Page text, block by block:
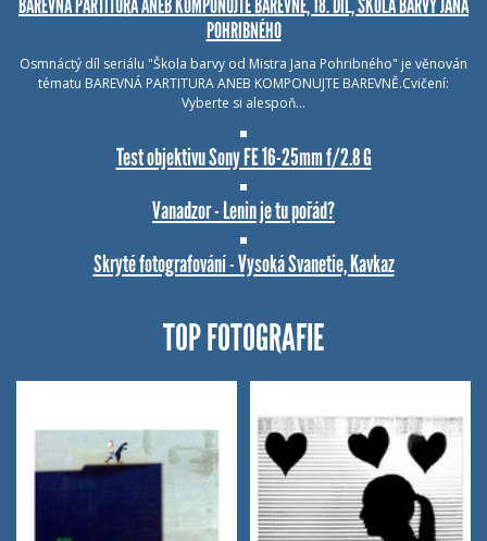
BAREVNÁ PARTITURA ANEB KOMPONUJTE BAREVNĚ, 18. DÍL, ŠKOLA BARVY JANA
POHRIBNÉHO
Osmnáctý díl seriálu "Škola barvy od Mistra Jana Pohribného" je věnován
tématu BAREVNÁ PARTITURA ANEB KOMPONUJTE BAREVNĚ.Cvičení:
Vyberte si alespoň…
Test objektivu Sony FE 16-25mm f/2.8 G
Vanadzor - Lenin je tu pořád?
Skryté fotografování - Vysoká Svanetie, Kavkaz
TOP FOTOGRAFIE